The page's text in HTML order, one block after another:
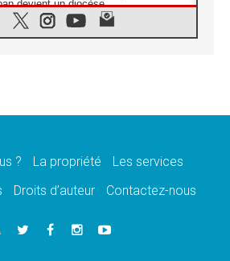
devient un diocèse
Brazzaville : le 15 août, entre
du voyage apostolique du
Conférence continentale sur l'éducation
? La propriété
Les services
Droits d’auteur Contactez-nous